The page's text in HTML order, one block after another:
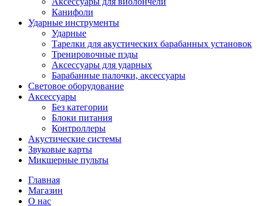
Канифоли
Ударные инструменты
Ударные
Тарелки для акустических барабанных установок
Тренировочные пэды
Аксессуары для ударных
Барабанные палочки, аксессуары
Световое оборудование
Аксессуары
Без категории
Блоки питания
Контроллеры
Акустические системы
Звуковые карты
Микшерные пульты
Главная
Магазин
О нас